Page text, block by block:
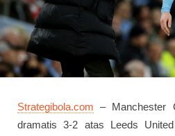
Strategibola.com – Manchester
dramatis 3-2 atas Leeds